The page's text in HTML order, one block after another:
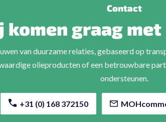
Contact
komen graag
van duurzame relaties, gebaseerd op
olieproducten of een betrouwbare
ondersteunen.
+31 (0) 168 372150